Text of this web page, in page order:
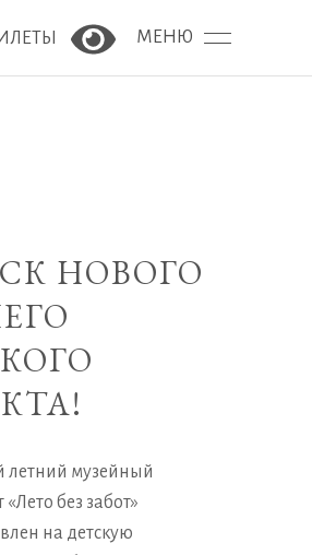
Версия сайта для
МЕНЮ
НОВОГО
летний музейный
«Лето без забот»
на детскую